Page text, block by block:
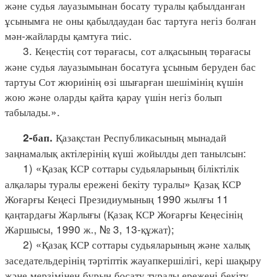
және судья лауазымынан босату туралы қабылданған
ұсынымға не оны қабылдаудан бас тартуға негіз болған
мән-жайларды қамтуға тиіс.
3. Кеңестің сот төрағасы, сот алқасының төрағасы
және судья лауазымынан босатуға ұсыным беруден бас
тартуы Сот жюриінің өзі шығарған шешімінің күшін
жою және оларды қайта қарау үшін негіз болып
табылады.».
2-бап. Қазақстан Республикасының мынадай
заңнамалық актілерінің күші жойылды деп танылсын:
1) «Қазақ КСР соттары судьяларының біліктілік
алқалары туралы ережені бекіту туралы» Қазақ КСР
Жоғарғы Кеңесі Президиумының 1990 жылғы 11
қаңтардағы Жарлығы (Қазақ КСР Жоғарғы Кеңесінің
Жаршысы, 1990 ж., № 3, 13-құжат);
2) «Қазақ КСР соттары судьяларының және халық
заседательдерінің тәртіптік жауапкершілігі, кері шақыру